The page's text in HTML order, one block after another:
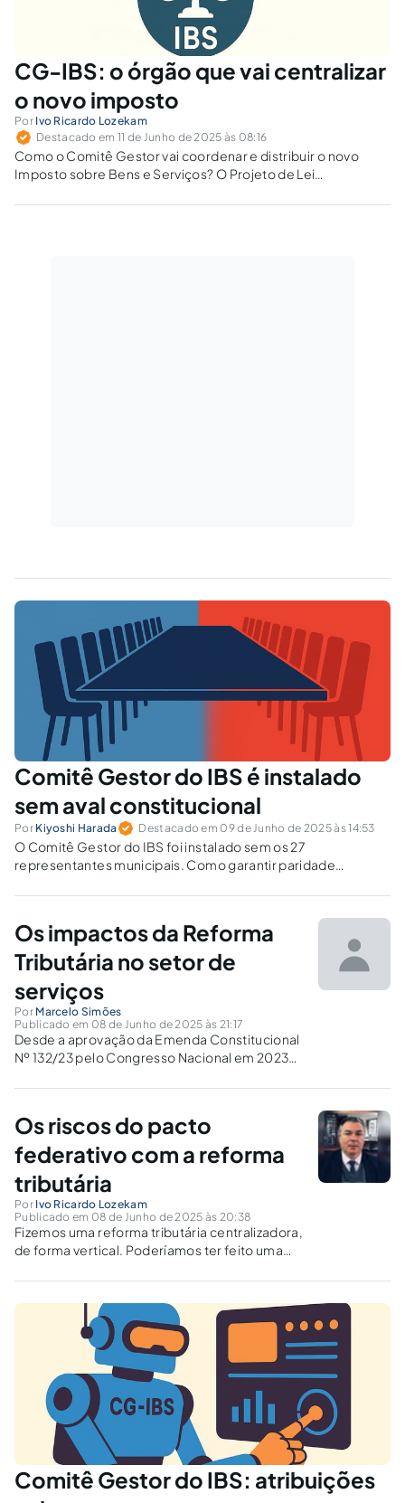
CG-IBS: o órgão que vai centralizar
o novo imposto
Por Ivo Ricardo Lozekam
Destacado em 11 de Junho de 2025 às 08:16
Como o Comitê Gestor vai coordenar e distribuir o novo
Imposto sobre Bens e Serviços? O Projeto de Lei
e orçamento.
Comitê Gestor do IBS é instalado
sem aval constitucional
Por Kiyoshi Harada Destacado em 09 de Junho de 2025 às 14:53
O Comitê Gestor do IBS foi instalado sem os 27
representantes municipais. Como garantir paridade
Os impactos da Reforma
Tributária no setor de
serviços
Por Marcelo Simões
Publicado em 08 de Junho de 2025 às 21:17
Desde a aprovação da Emenda Constitucional
Nº 132/23 pelo Congresso Nacional em 2023
sido debatido acerca das mudanças e
desafiadora e sobretudo no atual momento,
no qual as atenções...
Os riscos do pacto
federativo com a reforma
tributária
Por Ivo Ricardo Lozekam
Publicado em 08 de Junho de 2025 às 20:38
Fizemos uma reforma tributária centralizadora,
de forma vertical. Poderíamos ter feito uma
Estados e municípios, de forma horizontal.
Comitê Gestor do IBS: atribuições